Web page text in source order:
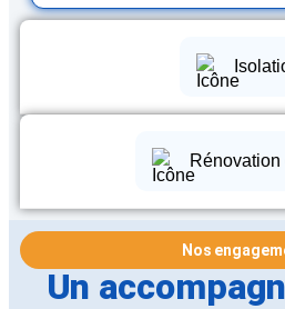
Nos
Un